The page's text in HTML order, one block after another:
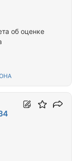
об оценке